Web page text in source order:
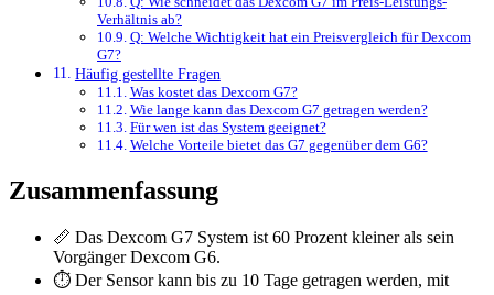
Verhältnis ab?
Q: Welche Wichtigkeit hat ein Preisvergleich für Dexcom
G7?
Häufig gestellte Fragen
Was kostet das Dexcom G7?
Wie lange kann das Dexcom G7 getragen werden?
Für wen ist das System geeignet?
Welche Vorteile bietet das G7 gegenüber dem G6?
Zusammenfassung
📏 Das Dexcom G7 System ist 60 Prozent kleiner als sein
Vorgänger Dexcom G6.
⏱️ Der Sensor kann bis zu 10 Tage getragen werden, mit